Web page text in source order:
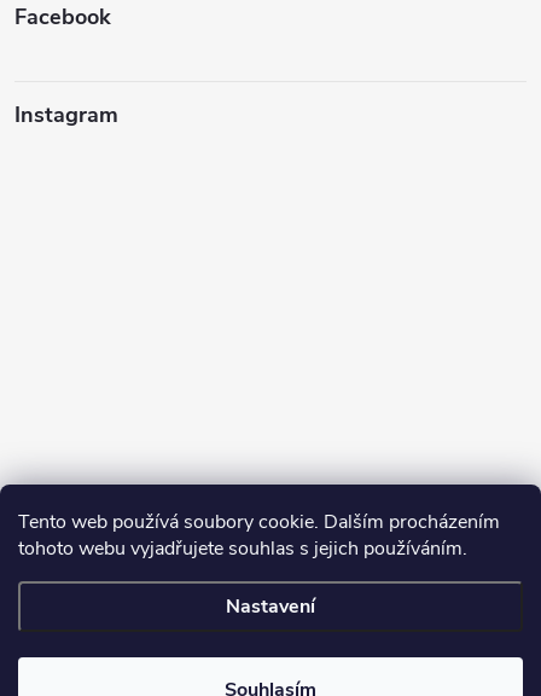
Tento web používá soubory cookie. Dalším procházením
tohoto webu vyjadřujete souhlas s jejich používáním.
Nastavení
Souhlasím
Facebook
Instagram
Sledovat na Instagramu
práva vyhrazena.Upravit nastavení cookies